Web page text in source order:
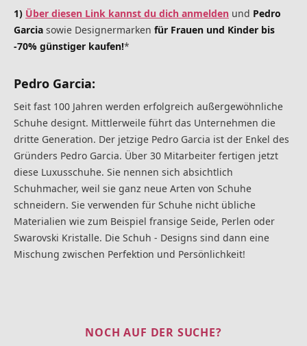
1) Über diesen Link kannst du dich anmelden und Pedro
Garcia sowie Designermarken für Frauen und Kinder bis
-70% günstiger kaufen!*
Pedro Garcia:
Seit fast 100 Jahren werden erfolgreich außergewöhnliche
Schuhe designt. Mittlerweile führt das Unternehmen die
dritte Generation. Der jetzige Pedro Garcia ist der Enkel des
Gründers Pedro Garcia. Über 30 Mitarbeiter fertigen jetzt
diese Luxusschuhe. Sie nennen sich absichtlich
Schuhmacher, weil sie ganz neue Arten von Schuhe
schneidern. Sie verwenden für Schuhe nicht übliche
Materialien wie zum Beispiel fransige Seide, Perlen oder
Swarovski Kristalle. Die Schuh - Designs sind dann eine
Mischung zwischen Perfektion und Persönlichkeit!
NOCH AUF DER SUCHE?